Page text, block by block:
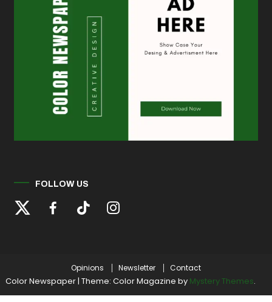
FOLLOW US
Opinions Newsletter Contact
Color Newspaper| Theme: Color Magazine by Mystery Themes.